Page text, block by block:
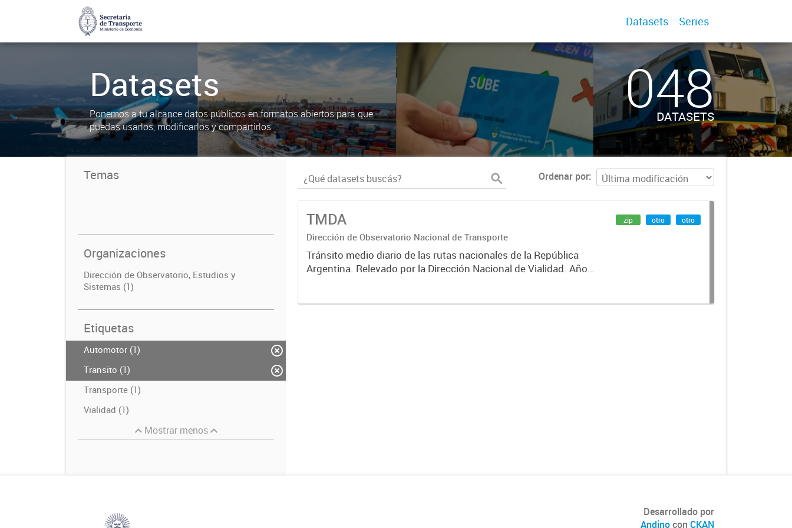
Datasets Series
Datasets
Ponemos a tu alcance datos públicos en formatos abiertos para que
puedas usarlos, modificarlos y compartirlos
048
DATASETS
Temas
Organizaciones
Dirección de Observatorio, Estudios y
Sistemas (1)
Etiquetas
Automotor (1)
Transito (1)
Transporte (1)
Vialidad (1)
Mostrar menos
Ordenar por
TMDA
Dirección de Observatorio Nacional de Transporte
Tránsito medio diario de las rutas nacionales de la República
Argentina. Relevado por la Dirección Nacional de Vialidad. Año
zip otro otro
Desarrollado por
Andinocon CKAN